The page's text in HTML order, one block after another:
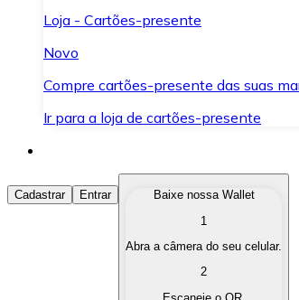
Loja - Cartões-presente
Novo
Compre cartões-presente das suas
Ir para a loja de cartões-presente
Comprar Criptomoedas
Compre as criptomoedas de seu
Converta suas criptomoedas em
Cadastrar Entrar
Baixe nossa Wallet
1
Abra a câmera do seu celular.
2